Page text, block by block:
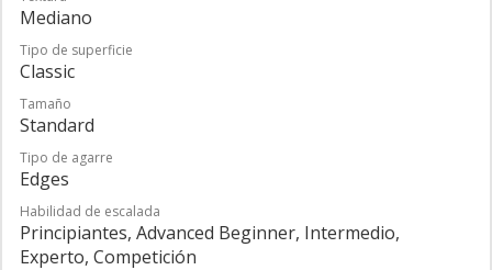
Mediano
Tipo de superficie
Classic
Tamaño
Standard
Tipo de agarre
Edges
Habilidad de escalada
Principiantes, Advanced Beginner, Intermedio,
Experto, Competición